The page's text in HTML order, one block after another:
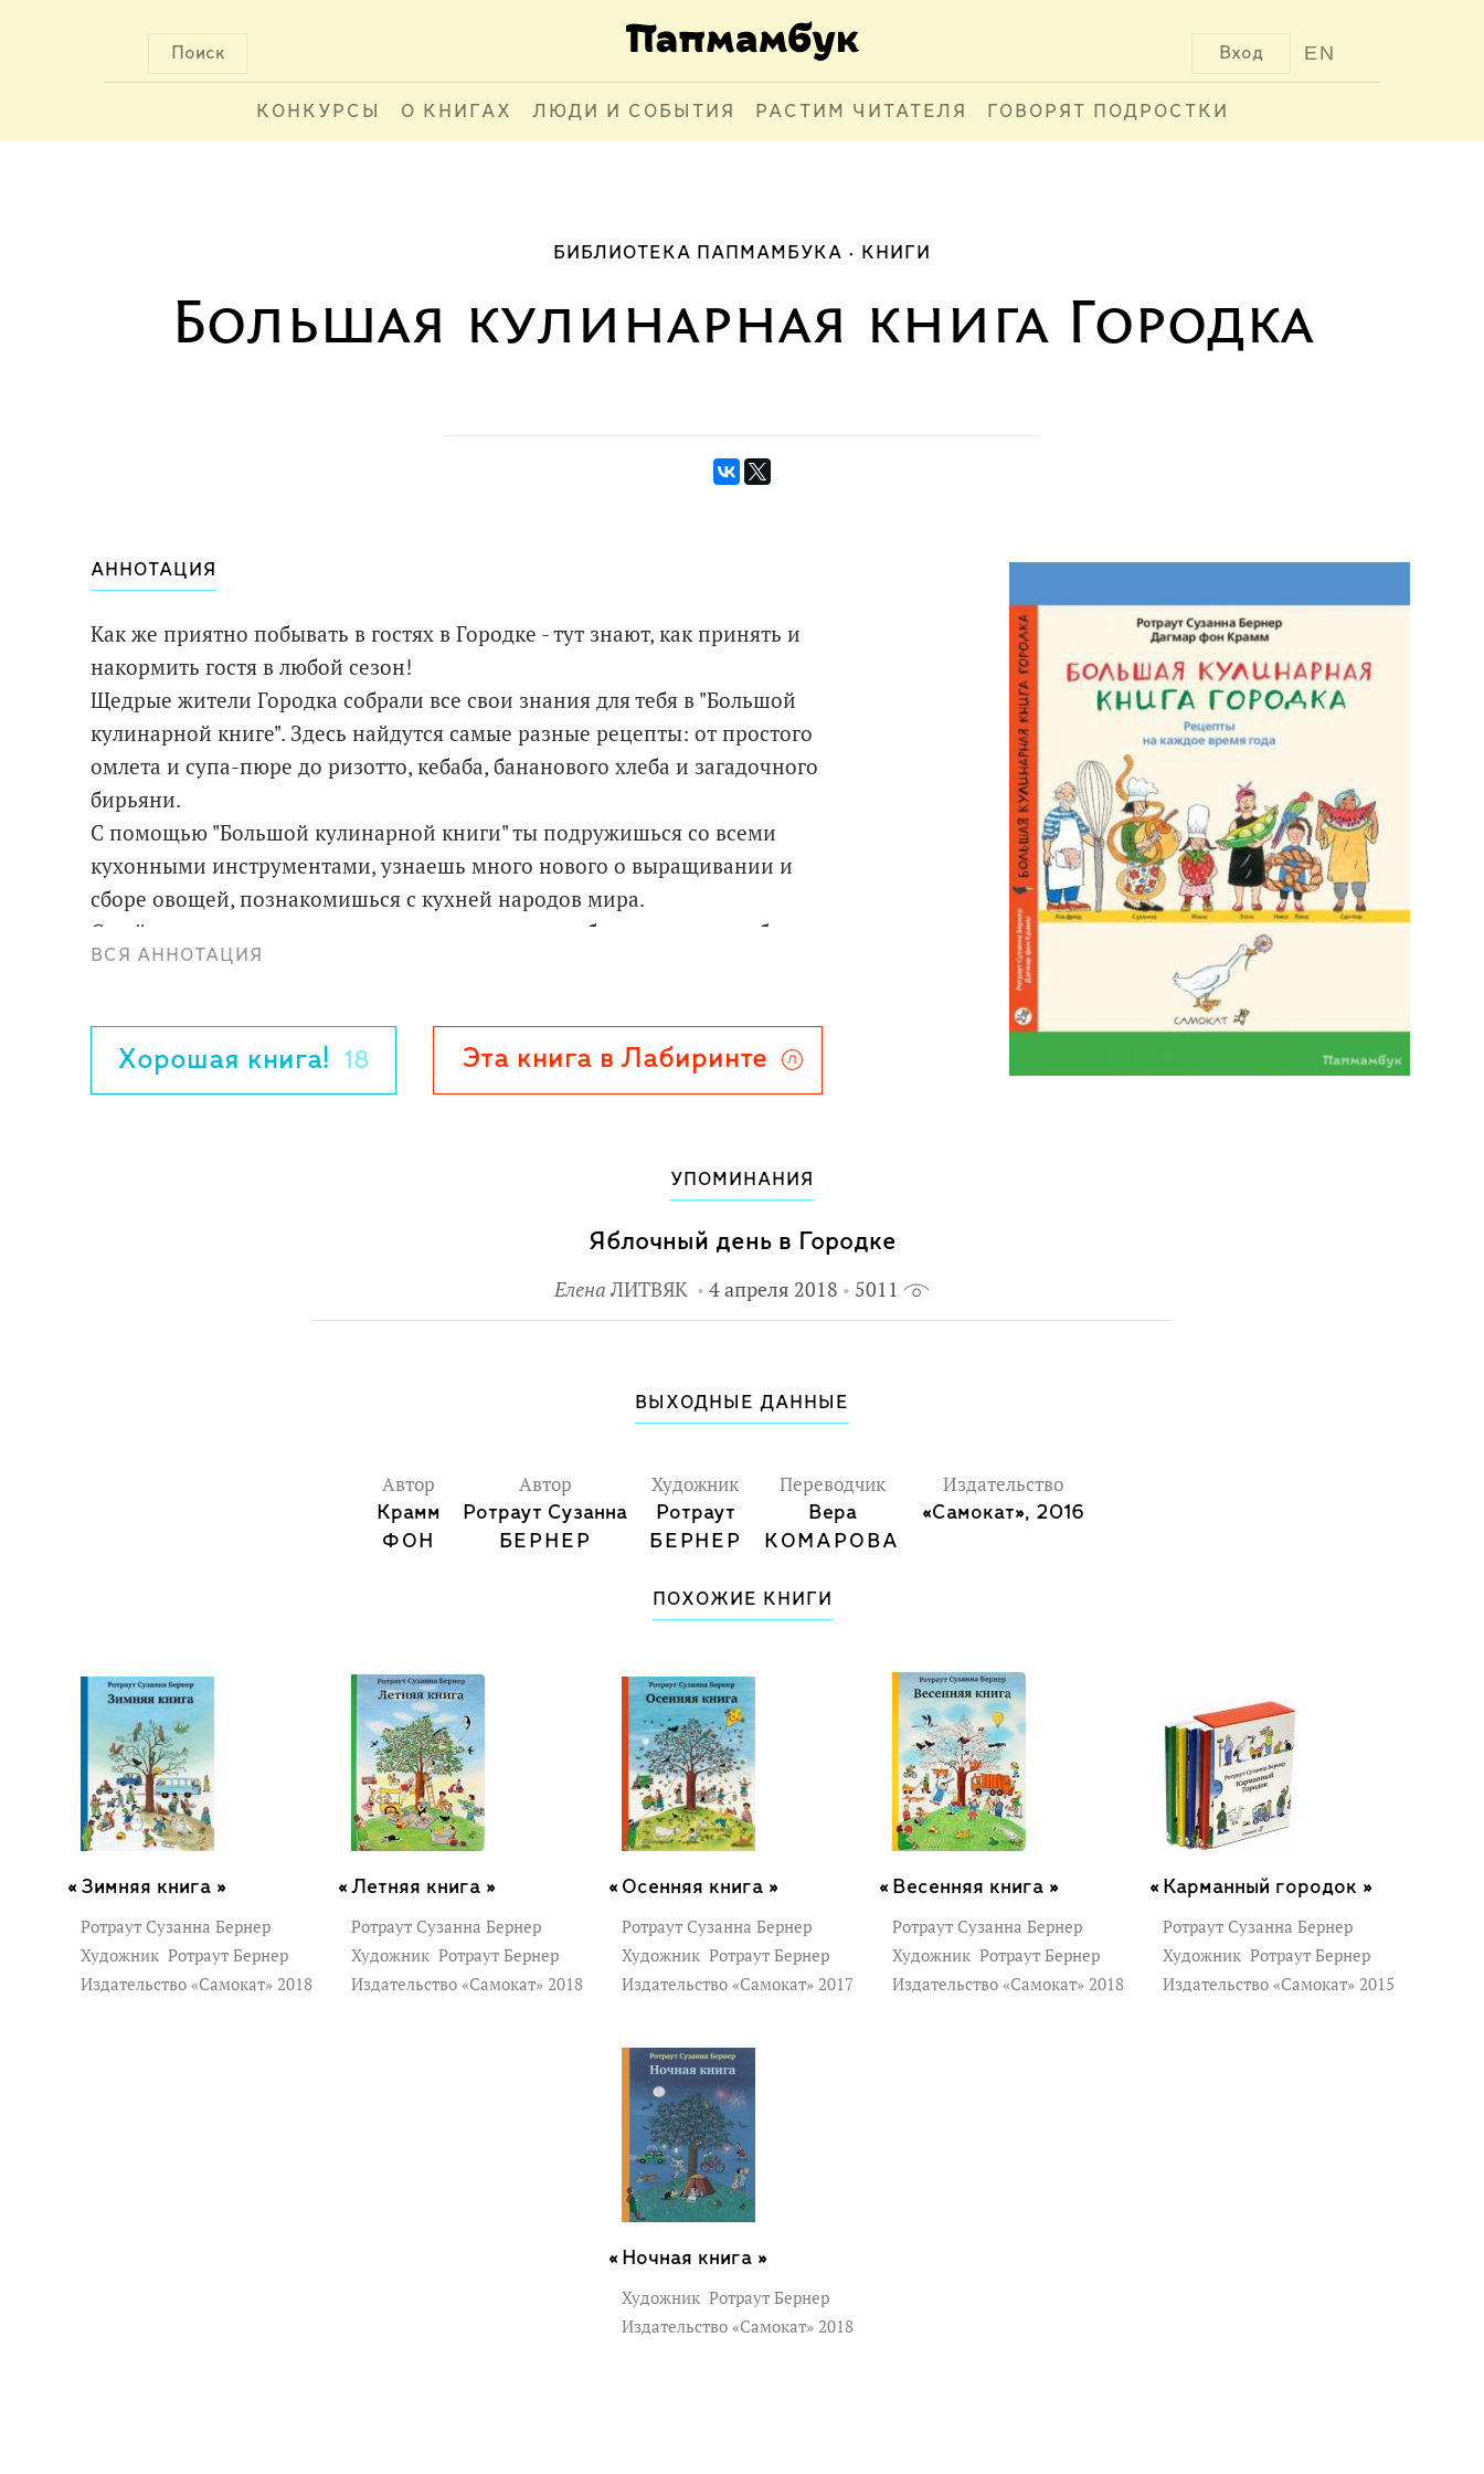
Поиск EN
Вход
КОНКУРСЫ О КНИГАХ ЛЮДИ И СОБЫТИЯ РАСТИМ ЧИТАТЕЛЯ ГОВОРЯТ ПОДРОСТКИ
БИБЛИОТЕКА ПАПМАМБУКА КНИГИ
Большая кулинарная книга Городка
АННОТАЦИЯ
Как же приятно побывать в гостях в Городке - тут знают, как принять и
накормить гостя в любой сезон!
Щедрые жители Городка собрали все свои знания для тебя в "Большой
кулинарной книге". Здесь найдутся самые разные рецепты: от простого
омлета и супа-пюре до ризотто, кебаба, бананового хлеба и загадочного
бирьяни.
С помощью "Большой кулинарной книги" ты подружишься со всеми
кухонными инструментами, узнаешь много нового о выращивании и
сборе овощей, познакомишься с кухней народов мира.
С ней ты станешь внимательнее и увереннее в себе, научишься наблюдать
за природой и радоваться смене сезонов. А главное - "Большая
семьей и друзьями, пока выбудете готовить и пробовать новые блюда!
Для младшего и среднего школьного возраста.
ВСЯ АННОТАЦИЯ
Хорошая книга! 18 Эта книга в Лабиринте
УПОМИНАНИЯ
Яблочный день в Городке
Елена ЛИТВЯК 4 апреля 2018 5011
ВЫХОДНЫЕ ДАННЫЕ
Автор
Крамм
ФОН
Автор
Ротраут Сузанна
БЕРНЕР
Художник
Ротраут
БЕРНЕР
Переводчик
Вера
КОМАРОВА
Издательство
«Самокат», 2016
ПОХОЖИЕ КНИГИ
Зимняя книга »
Ротраут Сузанна Бернер
Художник Ротраут Бернер
Издательство «Самокат» 2018
Летняя книга »
Ротраут Сузанна Бернер
Художник Ротраут Бернер
Издательство «Самокат» 2018
Осенняя книга »
Ротраут Сузанна Бернер
Художник Ротраут Бернер
Издательство «Самокат» 2017
Весенняя книга »
Ротраут Сузанна Бернер
Художник Ротраут Бернер
Издательство «Самокат» 2018
Карманный городок »
Ротраут Сузанна Бернер
Художник Ротраут Бернер
Издательство «Самокат» 2015
Ночная книга »
Художник Ротраут Бернер
Издательство «Самокат» 2018